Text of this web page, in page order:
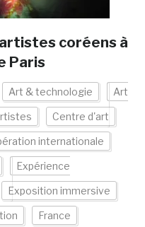
coréens à
Paris
Art & technologie Art
Centre d'art
internationale
Expérience
Exposition immersive
France